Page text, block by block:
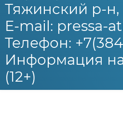
Тяжинский р-н,
E-mail: pressa-
Телефон:
Информация на
(12+)